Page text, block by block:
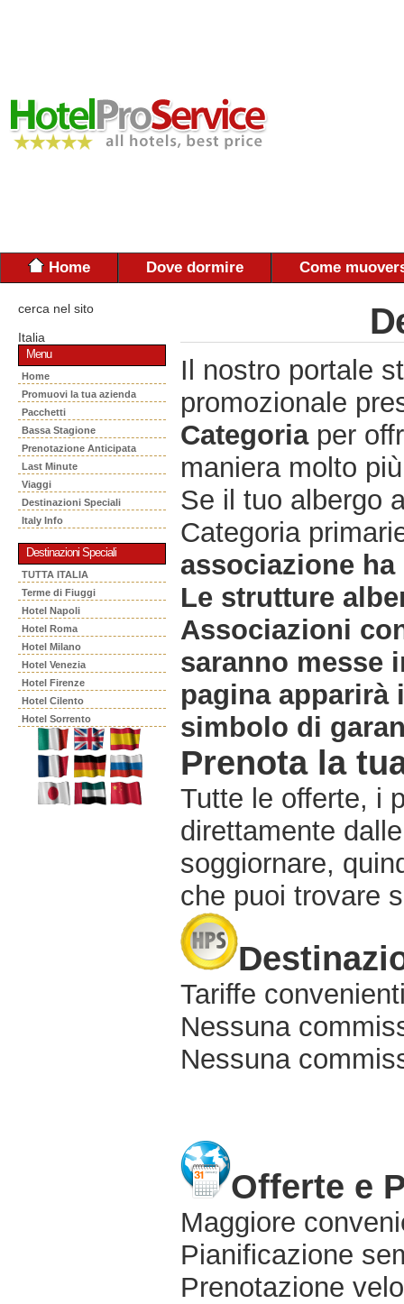
Home Dove dormire Come
cerca nel sito
Italia
Menu
Home
Promuovi la tua azienda
Pacchetti
Bassa Stagione
Prenotazione Anticipata
Last Minute
Viaggi
Destinazioni Speciali
Italy Info
Destinazioni Speciali
TUTTA ITALIA
Terme di Fiuggi
Hotel Napoli
Hotel Roma
Hotel Milano
Hotel Venezia
Hotel Firenze
Hotel Cilento
Hotel Sorrento
Il nostro portale
promozionale
Categoriaper
maniera molto
Se il tuo albergo
Categoria
associazione
Le strutture
Associazioni
saranno messe
pagina apparirà
simbolo di
Prenota la
Tutte le offerte, i
direttamente
soggiornare,
che puoi trovare
Tariffe
Nessuna
Nessuna
Offerte e
Maggiore
Pianificazione
Prenotazione